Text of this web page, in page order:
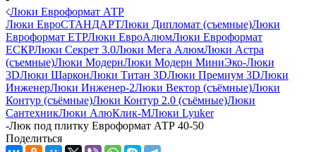
Люки Евроформат АТР
Люки ЕвроСТАНДАРТЛюки Дипломат (съемные)Люки
Евроформат ЕТРЛюки ЕвроАлюмЛюки Евроформат
ЕСКРЛюки Секрет 3.0Люки Мега АлюмЛюки Астра
(съемные)Люки МодернЛюки Модерн МиниЭко-Люки
3DЛюки ШарконЛюки Титан 3DЛюки Премиум 3DЛюки
ИнженерЛюки Инженер-2Люки Вектор (съёмные)Люки
Контур (съёмные)Люки Контур 2.0 (съёмные)Люки
СантехникЛюки АлюКлик-МЛюки Lyuker
-Люк под плитку Евроформат АТР 40-50
Поделиться